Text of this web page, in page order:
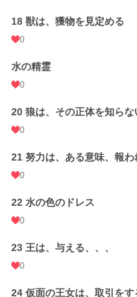
18 獣は、獲物を見定める
0
水の精霊
0
20 狼は、その正体を知らな
0
21 努力は、ある意味、報わ
0
22 水の色のドレス
0
23 王は、与える、、、
0
24 仮面の王女は、取引をす